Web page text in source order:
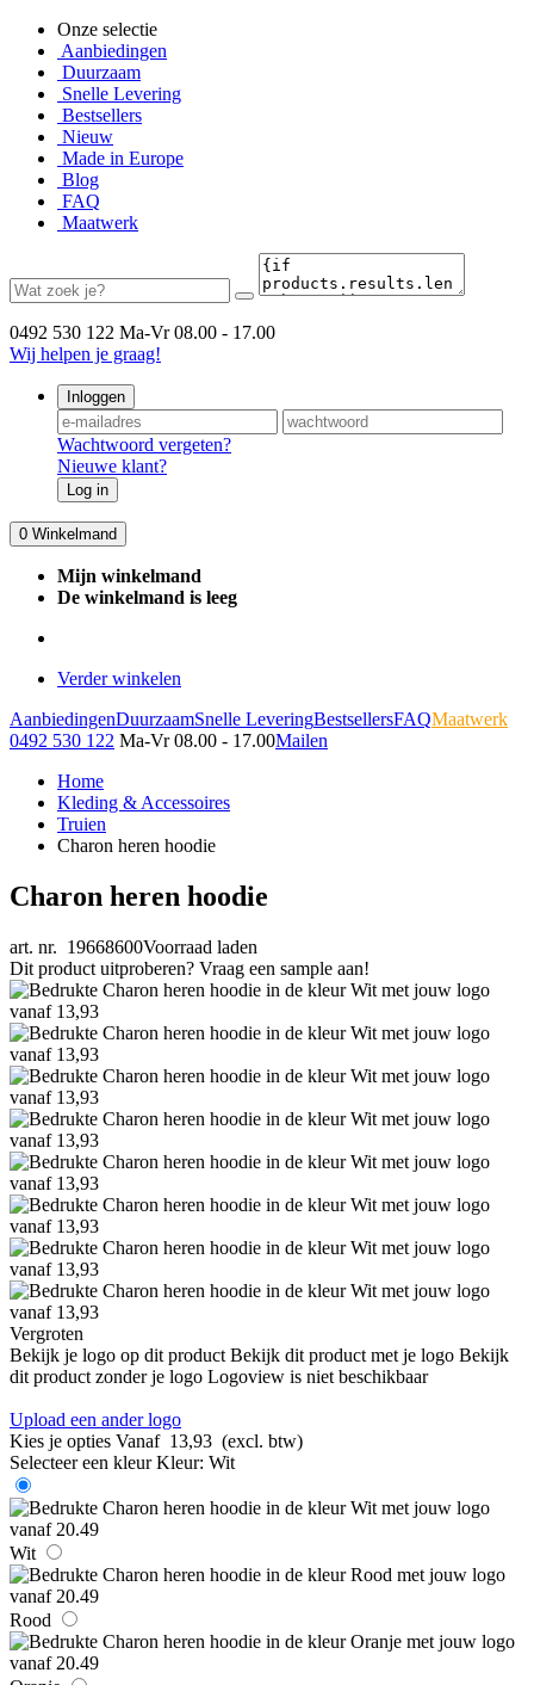
Onze selectie
Aanbiedingen
Duurzaam
Snelle Levering
Bestsellers
Nieuw
Made in Europe
Blog
FAQ
Maatwerk
0492 530 122 Ma-Vr 08.00 - 17.00
Wij helpen je graag!
Inloggen
Wachtwoord vergeten?
Nieuwe klant?
Log in
0 Winkelmand
Mijn winkelmand
De winkelmand is leeg
Verder winkelen
AanbiedingenDuurzaamSnelle LeveringBestsellersFAQMaatwerk
0492 530 122 Ma-Vr 08.00 - 17.00Mailen
Home
Kleding & Accessoires
Truien
Charon heren hoodie
Charon heren hoodie
art. nr. 19668600Voorraad laden
Dit product uitproberen? Vraag een sample aan!
Vergroten
Bekijk je logo op dit product Bekijk dit product met je logo Bekijk
dit product zonder je logo Logoview is niet beschikbaar
Upload een ander logo
Kies je opties Vanaf 13,93 (excl. btw)
Selecteer een kleur Kleur: Wit
Wit
Rood